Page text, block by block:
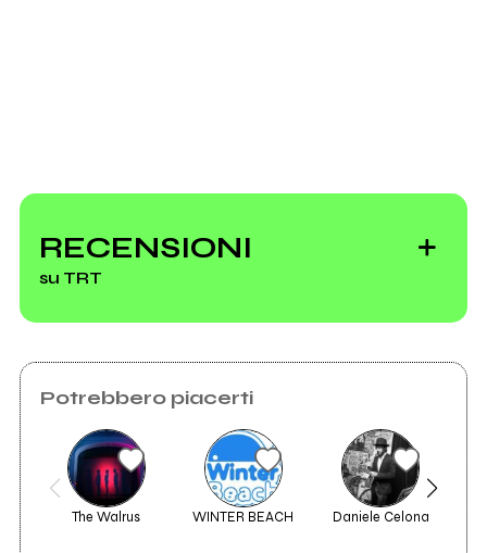
RECENSIONI
su TRT
Potrebbero piacerti
The Walrus WINTER BEACH Daniele Celona